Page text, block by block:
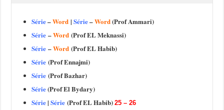
Série–Word |Série–Word(Prof Ammari)
Série –Word (Prof EL Meknassi)
Série –Word (Prof EL Habib)
Série (Prof Ennajmi)
Série (Prof Bazhar)
Série(Prof El Bydary)
Série|Série (Prof EL Habib)25 – 26